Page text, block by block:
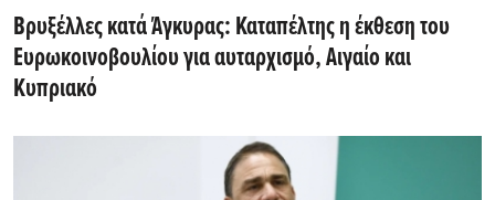
Βρυξέλλες κατά Άγκυρας: Καταπέλτης η έκθεση του
Ευρωκοινοβουλίου για αυταρχισμό, Αιγαίο και
Κυπριακό